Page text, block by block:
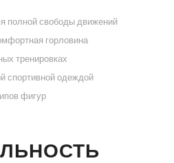
полной свободы движений
горловина
тренировках
спортивной одеждой
фигур